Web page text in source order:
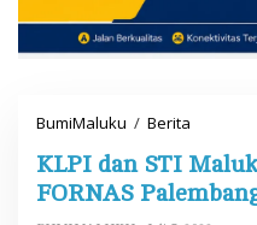
BumiMaluku / Berita
P
d
a
KLPI dan STI
FORNAS